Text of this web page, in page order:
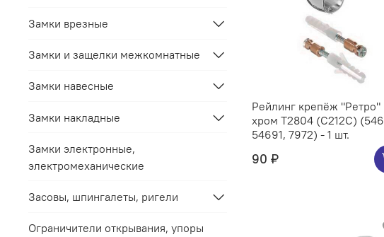
Рейлинг крепёж "Ретро"
хром Т2804 (С212C) (5469,
54691, 7972) - 1 шт.
90 ₽
Замки врезные
Замки и защелки межкомнатные
Замки навесные
Замки накладные
Замки электронные,
электромеханические
Засовы, шпингалеты, ригели
Ограничители открывания, упоры